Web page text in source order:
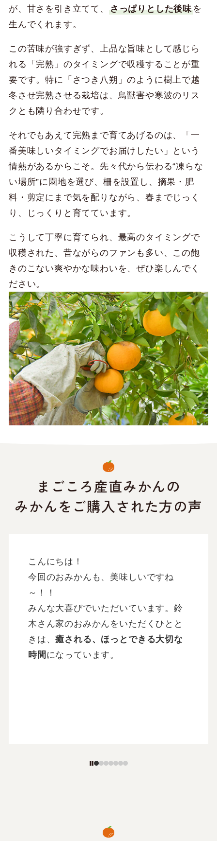
が、甘さを引き立てて、 さっぱりとした後味を
生んでくれます。
この苦味が強すぎず、上品な旨味として感じら
れる「完熟」のタイミングで収穫することが重
要です。特に「さつき八朔」のように樹上で越
冬させ完熟させる栽培は、鳥獣害や寒波のリス
クとも隣り合わせです。
それでもあえて完熟まで育てあげるのは、「一
番美味しいタイミングでお届けしたい」という
情熱があるからこそ。先々代から伝わる“凍らな
い場所”に園地を選び、柵を設置し、摘果・肥
料・剪定にまで気を配りながら、春までじっく
り、じっくりと育てています。
こうして丁寧に育てられ、最高のタイミングで
収穫された、昔ながらのファンも多い、この飽
きのこない爽やかな味わいを、ぜひ楽しんでく
ださい。
まごころ産直みかんの
みかんをご購入された方の声
私は、実はしばらくみかんが食べられ
なかったのです。
みかん自体の味は大好きなのですが、
皮をむいた後に、手に何かが付着し独
特の変な感触がするのがいやだったの
です。
あれは、手を洗ってもなかなかとれ